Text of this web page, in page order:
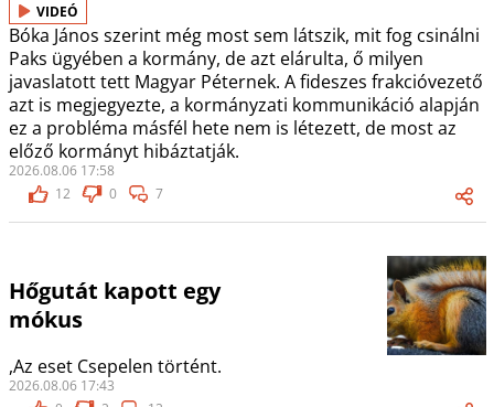
VIDEÓ
Bóka János szerint még most sem látszik, mit fog csinálni
Paks ügyében a kormány, de azt elárulta, ő milyen
javaslatott tett Magyar Péternek. A fideszes frakcióvezető
azt is megjegyezte, a kormányzati kommunikáció alapján
ez a probléma másfél hete nem is létezett, de most az
előző kormányt hibáztatják.
2026.08.06 17:58
12
0 7
Hőgutát kapott egy
mókus
,Az eset Csepelen történt.
2026.08.06 17:43